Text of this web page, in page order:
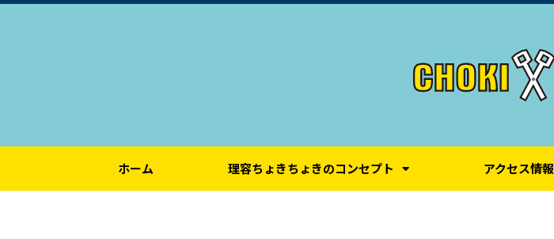
ホーム 理容ちょきちょきのコンセプト アクセス情報